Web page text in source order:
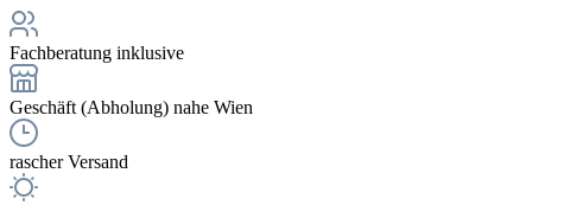
Fachberatung inklusive
Geschäft (Abholung) nahe Wien
rascher Versand